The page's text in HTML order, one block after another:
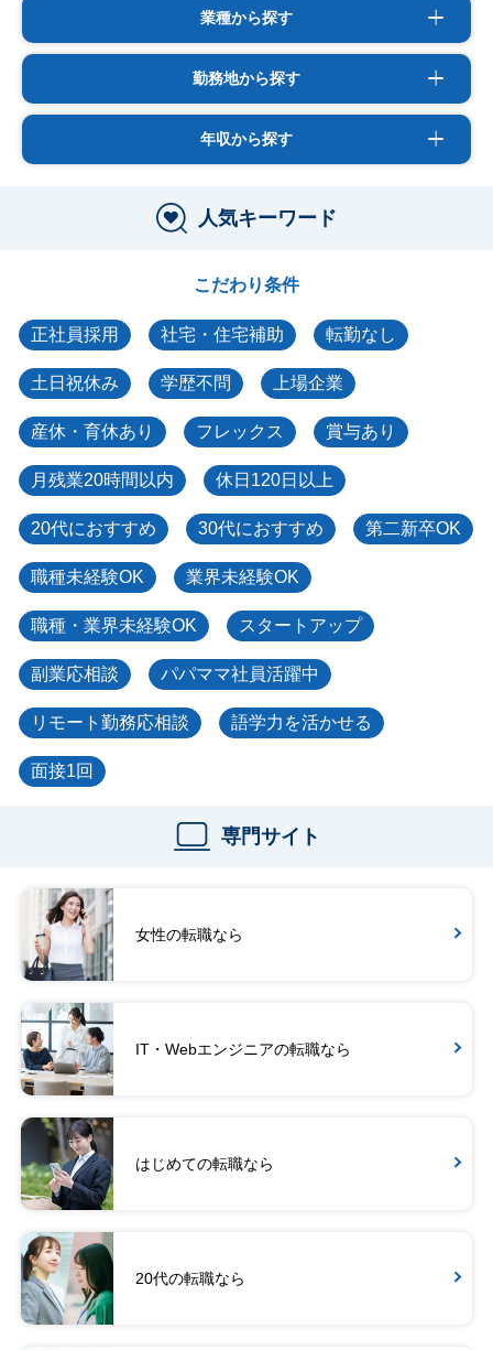
業種から探す
勤務地から探す
年収から探す
人気キーワード
こだわり条件
正社員採用 社宅・住宅補助 転勤なし
土日祝休み 学歴不問 上場企業
産休・育休あり フレックス 賞与あり
月残業20時間以内 休日120日以上
20代におすすめ 30代におすすめ 第二新卒OK
職種未経験OK 業界未経験OK
職種・業界未経験OK スタートアップ
副業応相談 パパママ社員活躍中
リモート勤務応相談 語学力を活かせる
面接1回
専門サイト
女性の転職なら
IT・Webエンジニアの転職なら
はじめての転職なら
20代の転職なら